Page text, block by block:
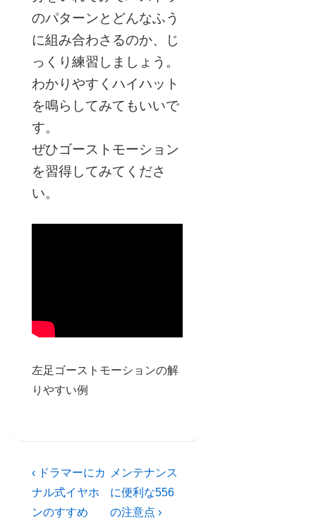
のパターンとどんなふう
に組み合わさるのか、じ
っくり練習しましょう。
わかりやすくハイハット
を鳴らしてみてもいいで
す。
ぜひゴーストモーション
を習得してみてくださ
い。
左足ゴーストモーションの解
りやすい例
投
稿
ナ
Previous
Post
is
‹ ドラマーにカ
ナル式イヤホ
ンのすすめ
Next
Post
is
メンテナンス
に便利な556
の注意点 ›